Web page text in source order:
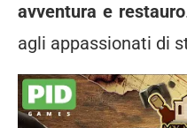
avventura e restauro
agli appassionati di